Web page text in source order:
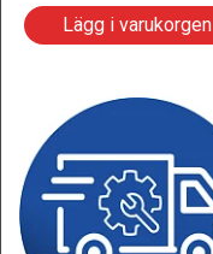
Lägg i varukorgen